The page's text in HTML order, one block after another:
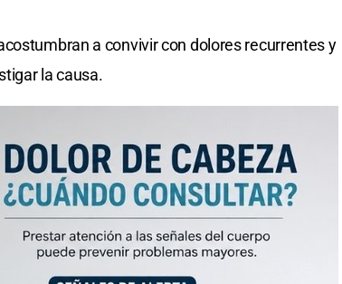
a convivir con dolores recurrentes y
la causa.